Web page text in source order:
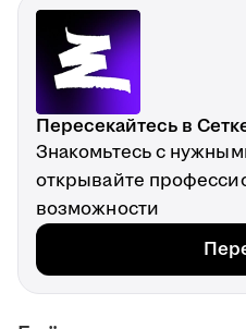
Пересекайтесь в
Знакомьтесь с
открывайте
возможности